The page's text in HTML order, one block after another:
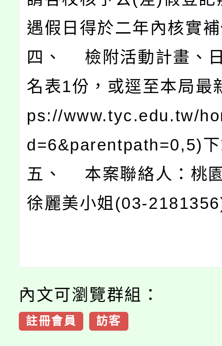
遇假日得於二年內核實
四、 檢附活動計畫、
名表1份，或逕至本局最
ps://www.tyc.edu.tw/
d=6&parentpath=0,5)
五、 本案聯絡人：桃
徐麗美小姐(03-
內文可瀏覽群組：
註冊會員 訪客